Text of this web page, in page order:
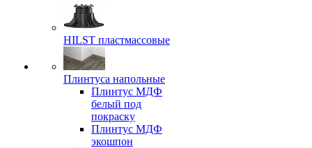
HILST пластмассовые
Плинтуса напольные
Плинтус МДФ
белый под
покраску
Плинтус МДФ
экошпон